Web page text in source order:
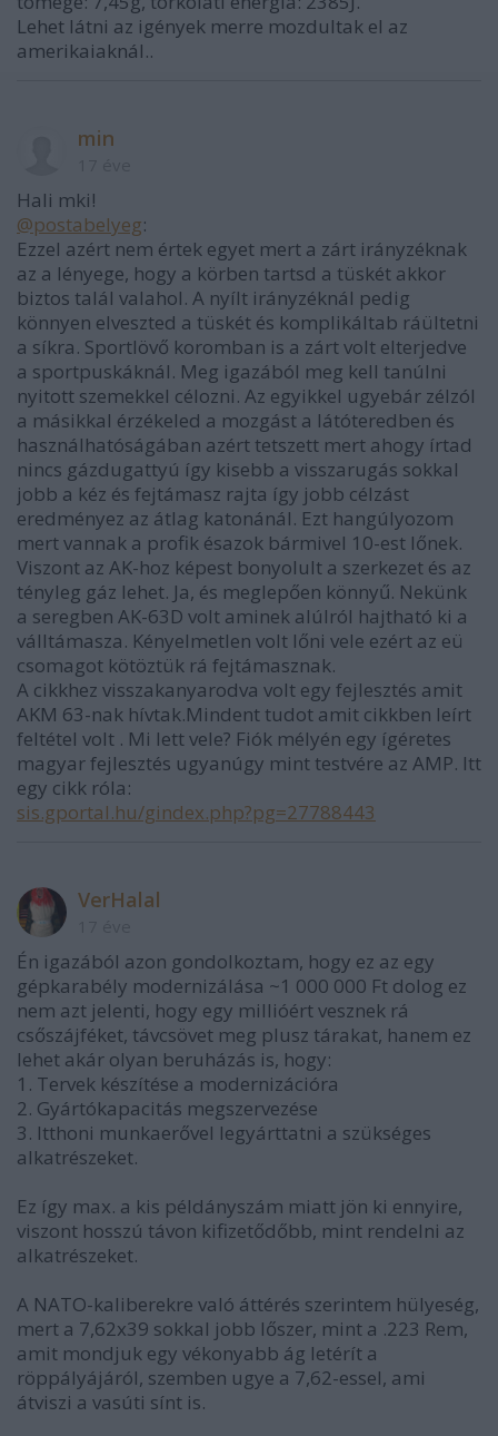
Lehet látni az igények merre mozdultak el az
amerikaiaknál..
min
Hali mki!
@postabelyeg:
Ezzel azért nem értek egyet mert a zárt irányzéknak
az a lényege, hogy a körben tartsd a tüskét akkor
biztos talál valahol. A nyílt irányzéknál pedig
könnyen elveszted a tüskét és komplikáltab ráültetni
a síkra. Sportlövő koromban is a zárt volt elterjedve
a sportpuskáknál. Meg igazából meg kell tanúlni
nyitott szemekkel célozni. Az egyikkel ugyebár zélzól
a másikkal érzékeled a mozgást a látóteredben és
használhatóságában azért tetszett mert ahogy írtad
nincs gázdugattyú így kisebb a visszarugás sokkal
jobb a kéz és fejtámasz rajta így jobb célzást
eredményez az átlag katonánál. Ezt hangúlyozom
mert vannak a profik ésazok bármivel 10-est lőnek.
Viszont az AK-hoz képest bonyolult a szerkezet és az
tényleg gáz lehet. Ja, és meglepően könnyű. Nekünk
a seregben AK-63D volt aminek alúlról hajtható ki a
válltámasza. Kényelmetlen volt lőni vele ezért az eü
csomagot kötöztük rá fejtámasznak.
A cikkhez visszakanyarodva volt egy fejlesztés amit
AKM 63-nak hívtak.Mindent tudot amit cikkben leírt
feltétel volt . Mi lett vele? Fiók mélyén egy ígéretes
magyar fejlesztés ugyanúgy mint testvére az AMP. Itt
egy cikk róla:
sis.gportal.hu/gindex.php?pg=27788443
VerHalal
Én igazából azon gondolkoztam, hogy ez az egy
gépkarabély modernizálása ~1 000 000 Ft dolog ez
nem azt jelenti, hogy egy millióért vesznek rá
csőszájféket, távcsövet meg plusz tárakat, hanem ez
lehet akár olyan beruházás is, hogy:
1. Tervek készítése a modernizációra
2. Gyártókapacitás megszervezése
3. Itthoni munkaerővel legyárttatni a szükséges
alkatrészeket.
Ez így max. a kis példányszám miatt jön ki ennyire,
viszont hosszú távon kifizetődőbb, mint rendelni az
alkatrészeket.
A NATO-kaliberekre való áttérés szerintem hülyeség,
mert a 7,62x39 sokkal jobb lőszer, mint a .223 Rem,
amit mondjuk egy vékonyabb ág letérít a
röppályájáról, szemben ugye a 7,62-essel, ami
átviszi a vasúti sínt is.